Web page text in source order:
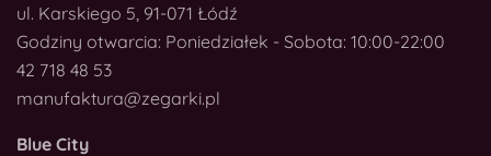
ul. Karskiego 5, 91-071 Łódź
Godziny otwarcia: Poniedziałek - Sobota: 10:00-22:00
42 718 48 53
manufaktura@zegarki.pl
Blue City